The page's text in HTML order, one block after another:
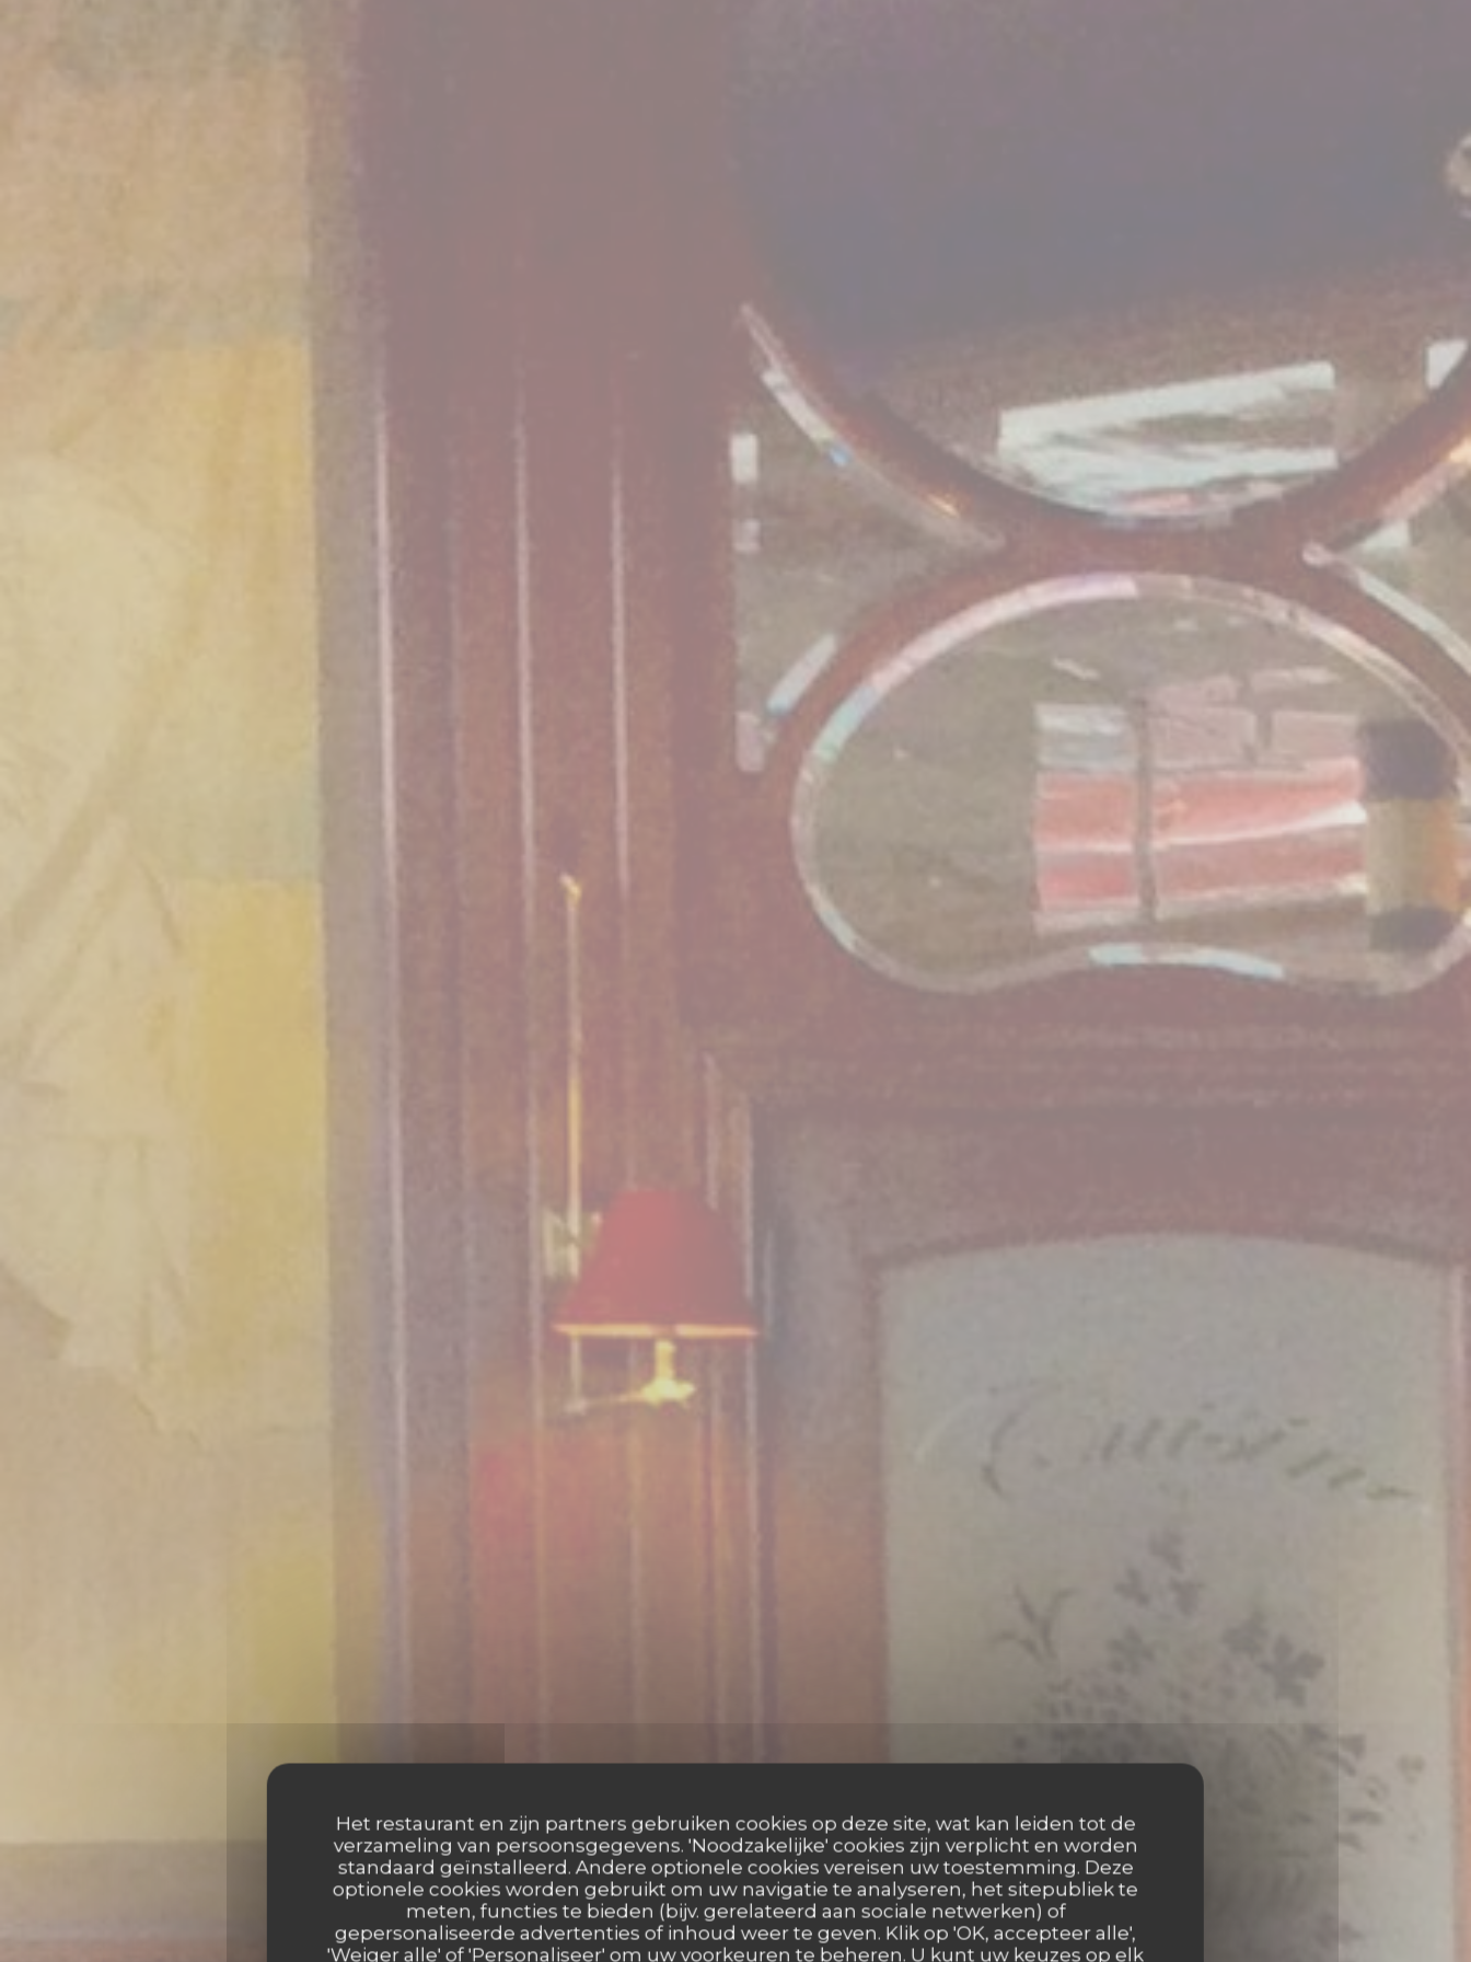
Het restaurant en zijn partners gebruiken cookies op deze site, wat kan leiden tot de
verzameling van persoonsgegevens. 'Noodzakelijke' cookies zijn verplicht en worden
standaard geïnstalleerd. Andere optionele cookies vereisen uw toestemming. Deze
optionele cookies worden gebruikt om uw navigatie te analyseren, het sitepubliek te
meten, functies te bieden (bijv. gerelateerd aan sociale netwerken) of
gepersonaliseerde advertenties of inhoud weer te geven. Klik op 'OK, accepteer alle',
'Weiger alle' of 'Personaliseer' om uw voorkeuren te beheren. U kunt uw keuzes op elk